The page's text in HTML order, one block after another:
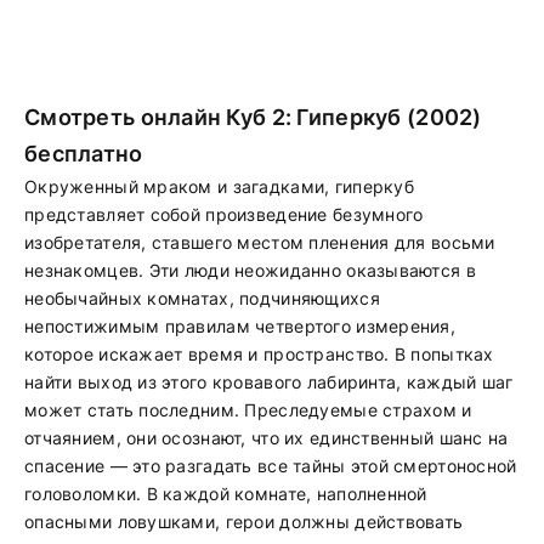
Смотреть онлайн Куб 2: Гиперкуб (2002)
бесплатно
Окруженный мраком и загадками, гиперкуб
представляет собой произведение безумного
изобретателя, ставшего местом пленения для восьми
незнакомцев. Эти люди неожиданно оказываются в
необычайных комнатах, подчиняющихся
непостижимым правилам четвертого измерения,
которое искажает время и пространство. В попытках
найти выход из этого кровавого лабиринта, каждый шаг
может стать последним. Преследуемые страхом и
отчаянием, они осознают, что их единственный шанс на
спасение — это разгадать все тайны этой смертоносной
головоломки. В каждой комнате, наполненной
опасными ловушками, герои должны действовать